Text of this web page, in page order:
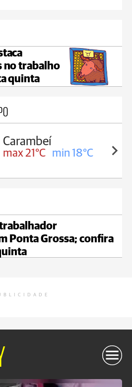
no trabalho
quinta
Carambeí
max 21°C min 18°C
Ponta Grossa; confira